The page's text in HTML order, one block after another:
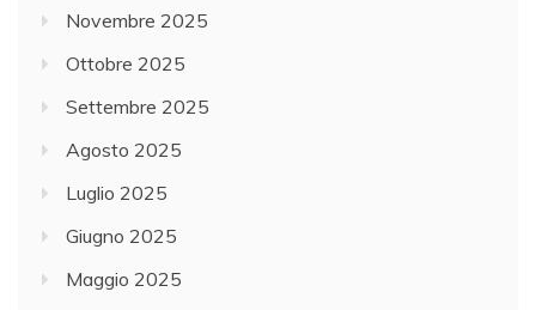
Novembre 2025
Ottobre 2025
Settembre 2025
Agosto 2025
Luglio 2025
Giugno 2025
Maggio 2025